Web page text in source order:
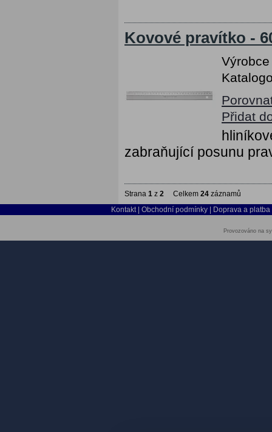
Kovové pravítko -
Přidat
zabraňující posunu
Strana 1 z 2 Celkem 24 záznamů
Kontakt
Obchodní podmínky Doprava a platba
Provozováno na